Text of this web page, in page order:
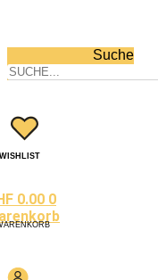
Suche
WISHLIST
0.00 0